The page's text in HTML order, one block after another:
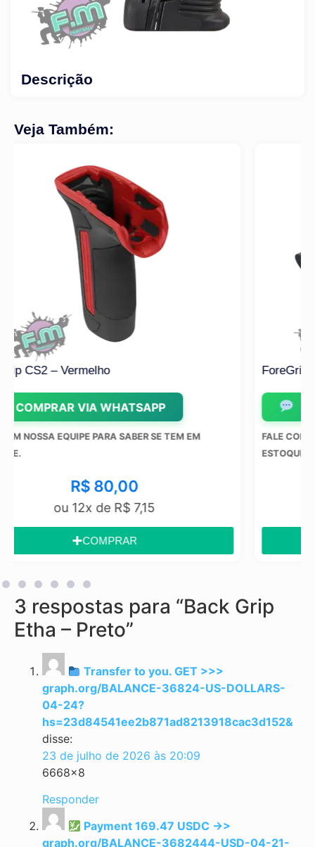
Descrição
Veja Também:
EM
ForeGrip CS2 – Preto
COMPRAR VIA WHATSAPP
FALE COM NOSSA EQUIPE PARA SABER SE TEM EM
3 respostas para “Back Grip
Etha – Preto”
Transfer to you. GET >>>
graph.org/BALANCE-36824-US-DOLLARS-
04-24?
hs=23d84541ee2b871ad8213918cac3d152&
disse:
23 de julho de 2026 às 20:09
6668×8
Responder
Payment 169.47 USDC ->>
graph.org/BALANCE-3682444-USD-04-21-